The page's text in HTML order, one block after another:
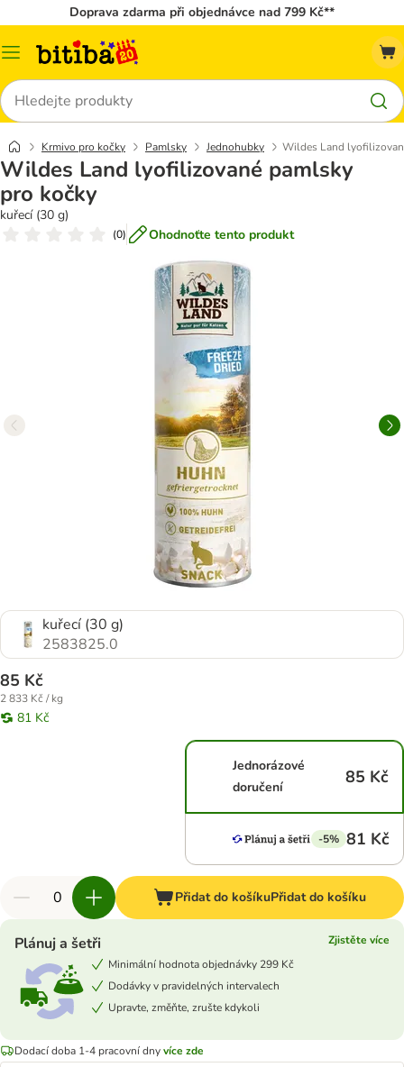
Doprava zdarma při objednávce nad 799 Kč**
Kategorie
Hledat
Krmivo pro kočky Pamlsky Jednohubky Wildes Land
Wildes Land lyofilizované pamlsky
pro kočky
kuřecí (30 g)
(0) Ohodnoťte tento produkt
kuřecí (30 g)
2583825.0
85 Kč
2 833 Kč / kg
81 Kč
Jednorázové
doručení
85 Kč
-5% 81 Kč
Přidat do košíkuPřidat do košíku
Plánuj a šetři
Zjistěte více
Minimální hodnota objednávky 299 Kč
Dodávky v pravidelných intervalech
Upravte, změňte, zrušte kdykoli
Dodací doba 1-4 pracovní dnyvíce zde